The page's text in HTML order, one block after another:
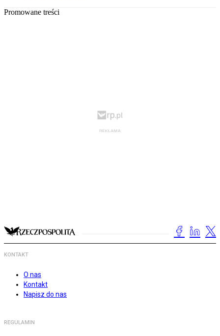
Promowane treści
KONTAKT
O nas
Kontakt
Napisz do nas
REGULAMIN